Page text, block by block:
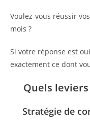
Voulez-vous réussir
mois ?
Si votre réponse est
exactement ce dont
Quels
Stratégie de